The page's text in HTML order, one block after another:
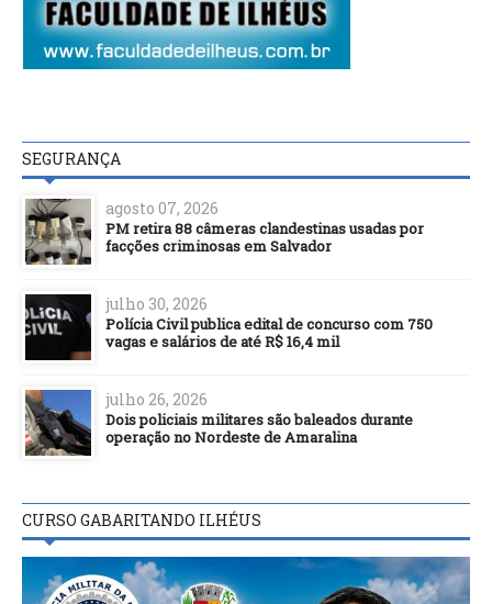
SEGURANÇA
agosto 07, 2026
PM retira 88 câmeras clandestinas usadas por
facções criminosas em Salvador
julho 30, 2026
Polícia Civil publica edital de concurso com 750
vagas e salários de até R$ 16,4 mil
julho 26, 2026
Dois policiais militares são baleados durante
operação no Nordeste de Amaralina
CURSO GABARITANDO ILHÉUS